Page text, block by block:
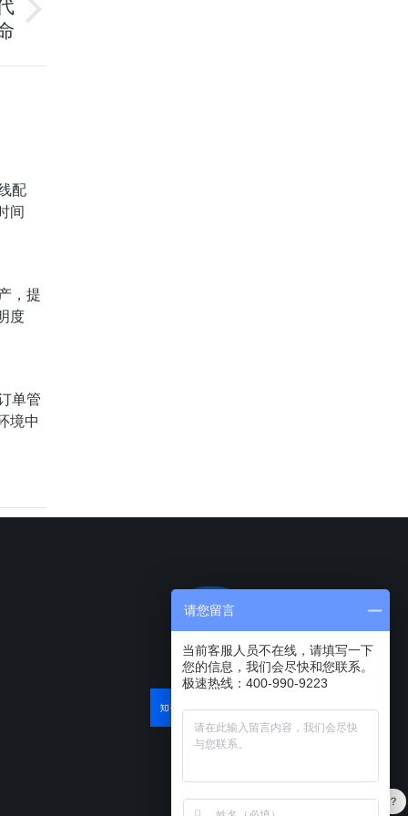
配
间
，提
度
单管
境中
软件有折扣吗？
请您留言
当前客服人员不在线，请填写一下
您的信息，我们会尽快和您联系。
极速热线：400-990-9223